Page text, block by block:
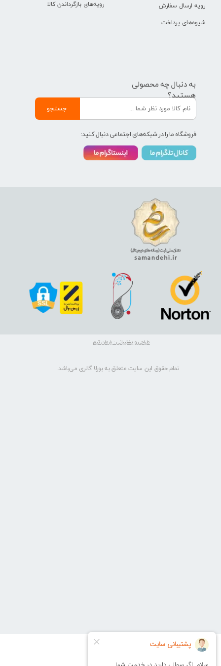
تمام حقوق این سایت متعلق به بورلا گالری می‌باشد.
طراحی و پشتیبانی : بارمان تیم
رویه ارسال سفارش
شیوه‌های پرداخت
رویه‌های بازگرداندن کالا
به دنبال چه محصولی
هستید؟
جستجو
فروشگاه ما را در شبکه‌های اجتماعی دنبال کنید: